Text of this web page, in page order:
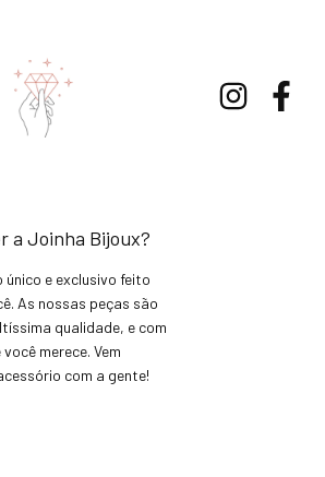
a Joinha Bijoux?
único e exclusivo feito
As nossas peças são
qualidade, e com
merece. Vem
com a gente!